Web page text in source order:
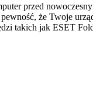
przed
że Twoje
takich jak ESET